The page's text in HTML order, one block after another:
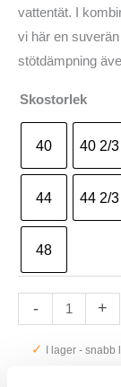
vattentät. I
vi här en
stötdämpning
Skostorlek
40 40 2/3
44 44 2/3
48
-
Ridge
Synthetic
+
✓ I lager - snabb